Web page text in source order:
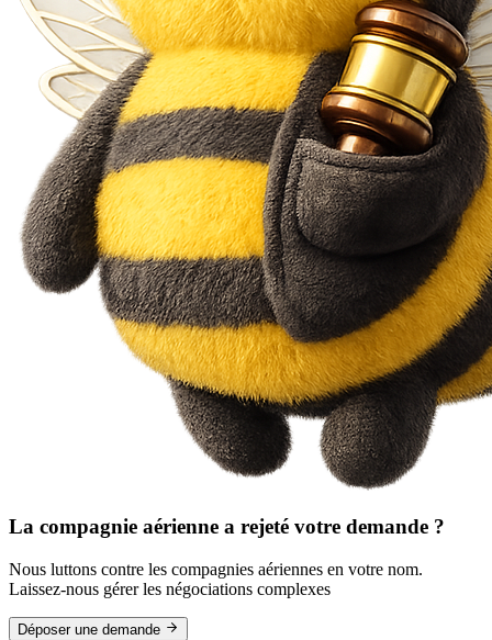
La compagnie aérienne a rejeté votre demande ?
Nous luttons contre les compagnies aériennes en votre nom.
Laissez-nous gérer les négociations complexes
Déposer une demande